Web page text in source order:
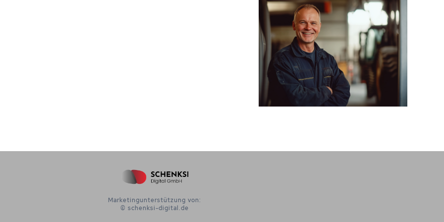
Marketingunterstützung von:
© schenksi-digital.de